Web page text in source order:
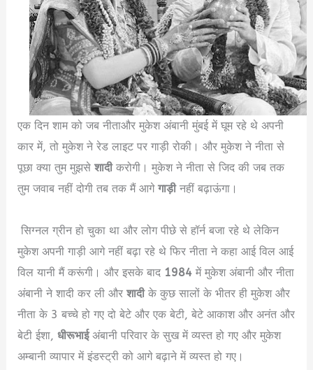
एक दिन शाम को जब नीताऔर मुकेश अंबानी मुंबई में घूम रहे थे अपनी
कार में, तो मुकेश ने रेड लाइट पर गाड़ी रोकी। और मुकेश ने नीता से
पूछा क्या तुम मुझसेशादीकरोगी। मुकेश ने नीता से जिद की जब तक
तुम जवाब नहीं दोगी तब तक मैं आगेगाड़ीनहीं बढ़ाऊंगा।
सिग्नल ग्रीन हो चुका था और लोग पीछे से हॉर्न बजा रहे थे लेकिन
मुकेश अपनी गाड़ी आगे नहीं बढ़ा रहे थे फिर नीता ने कहा आई विल आई
विल यानी मैं करूंगी। और इसके बाद 1984में मुकेश अंबानी और नीता
अंबानी ने शादी कर ली औरशादीके कुछ सालों के भीतर ही मुकेश और
नीता के 3 बच्चे हो गए दो बेटे और एक बेटी, बेटे आकाश और अनंत और
बेटी ईशा,धीरूभाईअंबानी परिवार के सुख में व्यस्त हो गए और मुकेश
अम्बानी व्यापार में इंडस्ट्री को आगे बढ़ाने में व्यस्त हो गए।